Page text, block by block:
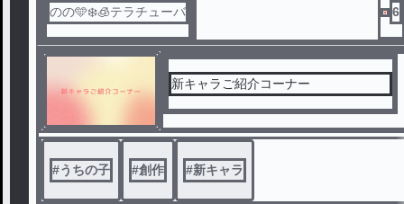
のの🩵❄️🧊テラチューバ 6
新キャラご紹介コーナー
#うちの子 #創作 #新キャラ